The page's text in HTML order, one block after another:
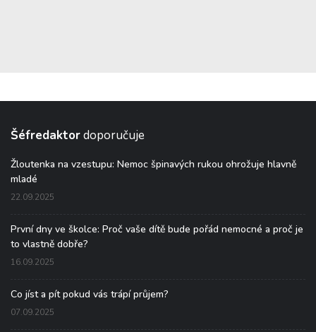
Šéfredaktordoporučuje
Žloutenka na vzestupu: Nemoc špinavých rukou ohrožuje hlavně
mladé
22.09.2025
První dny ve školce: Proč vaše dítě bude pořád nemocné a proč je
to vlastně dobře?
16.09.2025
Co jíst a pít pokud vás trápí průjem?
07.09.2025